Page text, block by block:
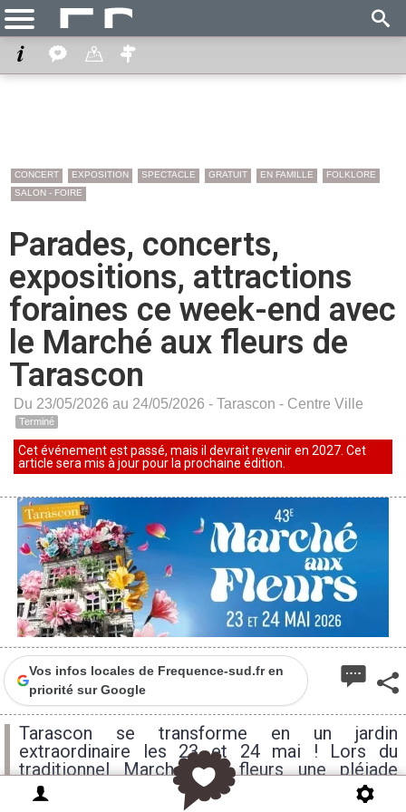
CONCERT EXPOSITION SPECTACLE GRATUIT EN FAMILLE
FOLKLORE
SALON - FOIRE
Parades, concerts,
expositions, attractions
foraines ce week-end avec
le Marché aux fleurs de
Tarascon
Du 23/05/2026 au 24/05/2026 - Tarascon - Centre Ville
Terminé
Cet événement est passé, mais il devrait revenir en 2027. Cet
article sera mis à jour pour la prochaine édition.
Vos infos locales de Frequence-sud.fr en
priorité sur Google
Tarascon se transforme en un jardin
extraordinaire les 23 et 24 mai ! Lors du
traditionnel Marché aux fleurs une pléiade
d'animations vous attendent : Parades,
concerts, expositions, attractions foraines...